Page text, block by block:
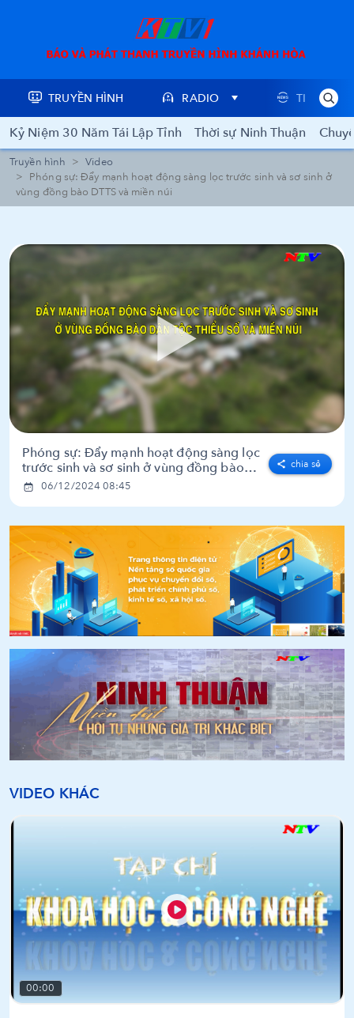
TRUYỀN HÌNH RADIO TIN TỨC
Kỷ Niệm 30 Năm Tái Lập Tỉnh Thời sự Ninh Thuận
Truyền hình
Video
Phóng sự: Đẩy mạnh hoạt động sàng lọc trước sinh và sơ sinh ở
vùng đồng bào DTTS và miền núi
Phóng sự: Đẩy mạnh hoạt động sàng lọc
trước sinh và sơ sinh ở vùng đồng bào
DTTS và miền núi
chia sẻ
06/12/2024 08:45
VIDEO KHÁC
00:00